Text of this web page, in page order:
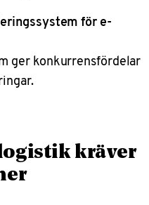
för e-
ger konkurrensfördelar
kräver